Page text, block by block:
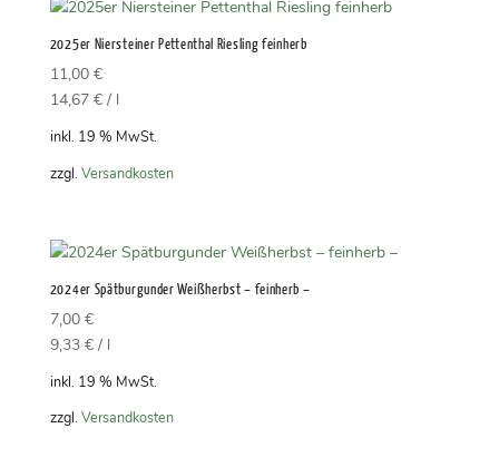
2025er Niersteiner Pettenthal Riesling feinherb
11,00 €
14,67 €/ l
inkl. 19 % MwSt.
zzgl. Versandkosten
2024er Spätburgunder Weißherbst – feinherb –
7,00 €
9,33 €/ l
inkl. 19 % MwSt.
zzgl. Versandkosten